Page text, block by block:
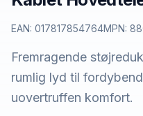
EAN: 017817854764MPN:
Fremragende
rumlig lyd til
uovertruffen komfort.